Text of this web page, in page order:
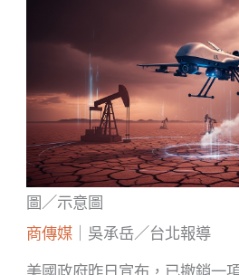
圖／示意圖
商傳媒 ｜吳承岳／台北報導